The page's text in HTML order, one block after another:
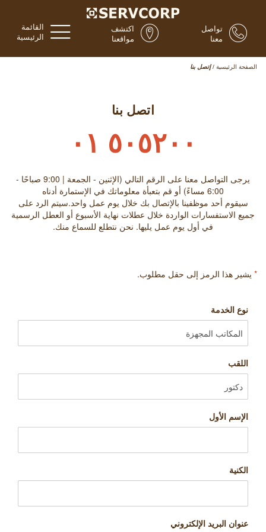
القائمة
الرئيسية
اكتشف
مواقعنا
تواصل
معنا
الصفحة الرئيسية / إتصل بنا
اتصل بنا
٥٠٥٢٠٠ ٠١
يرجى التواصل معنا على الرقم التالي (الإثنين - الجمعة | 9:00 صباحًا -
6:00 مساءً) أو قم بتعبأة معلوماتك في الإستمارة أدناه
سيقوم أحد موظفينا بالإتصال بك خلال يوم عمل واحد.سيتم الرد على
جميع الاستفسارات الواردة خلال عطلات نهاية الأسبوع أو العطل الرسمية
في أول يوم عمل يليها. نحن نتطلع للسماع منك.
* يشير هذا الرمز إلى حقل مطلوب.
نوع الخدمة
اللقب
الإسم الأول
الكنية
عنوان البريد الإلكتروني